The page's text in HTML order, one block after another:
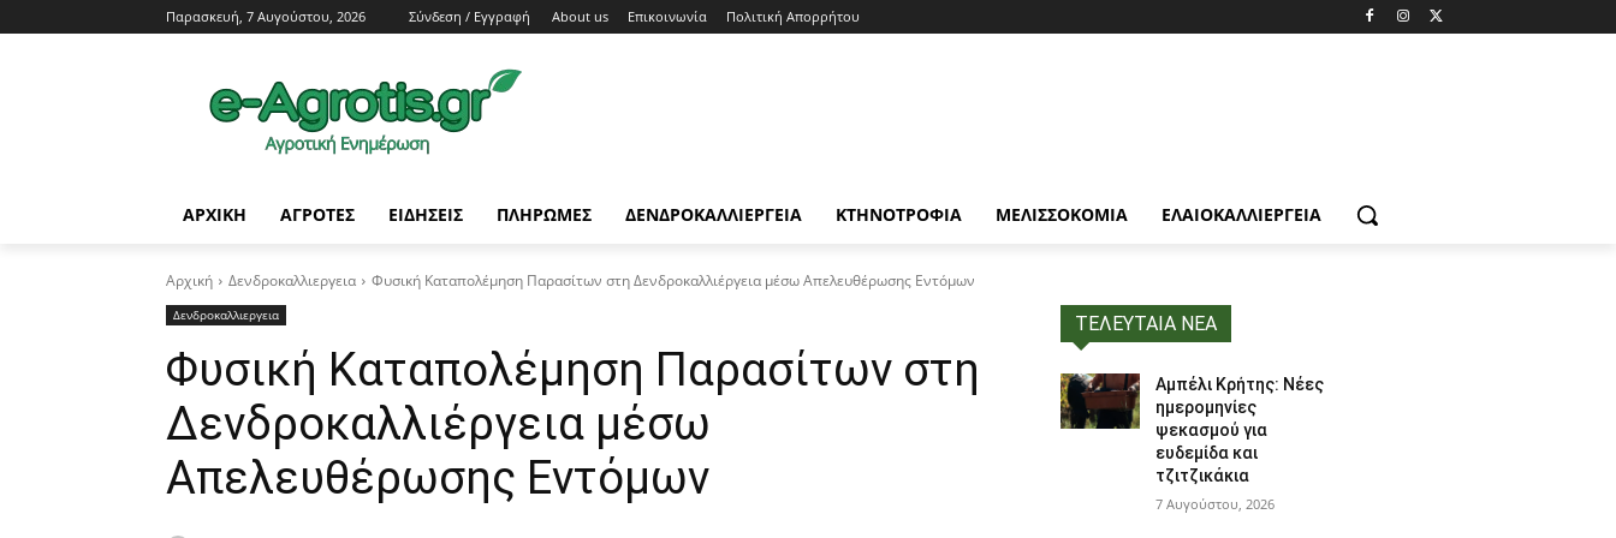
Παρασκευή, 7 Αυγούστου, 2026 Σύνδεση / Εγγραφή About us Επικοινωνία Πολιτική Απορρήτου
ΑΡΧΙΚΗ AΓΡΟΤΕΣ ΕΙΔΗΣΕΙΣ ΠΛΗΡΩΜΕΣ ΔΕΝΔΡΟΚΑΛΛΙΕΡΓΕΙΑ ΚΤΗΝΟΤΡΟΦΙΑ ΜΕΛΙΣΣΟΚΟΜΙΑ ΕΛΑΙΟΚΑΛΛΙΈΡΓΕΙΑ
Αρχική Δενδροκαλλιεργεια Φυσική Καταπολέμηση Παρασίτων στη Δενδροκαλλιέργεια μέσω Απελευθέρωσης Εντόμων
Δενδροκαλλιεργεια
Φυσική Καταπολέμηση Παρασίτων στη
Δενδροκαλλιέργεια μέσω
Απελευθέρωσης Εντόμων
ΤΕΛΕΥΤΑΙΑ ΝΕΑ
Αμπέλι Κρήτης: Νέες
ημερομηνίες
ψεκασμού για
ευδεμίδα και
τζιτζικάκια
7 Αυγούστου, 2026